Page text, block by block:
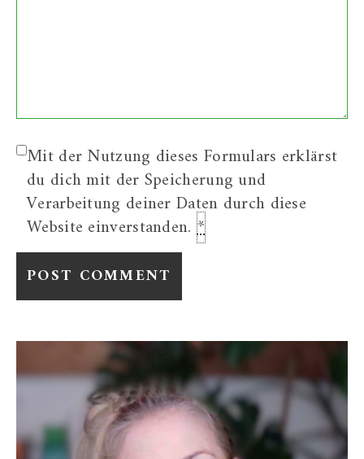
Mit der Nutzung dieses Formulars erklärst
du dich mit der Speicherung und
Verarbeitung deiner Daten durch diese
Website einverstanden. *